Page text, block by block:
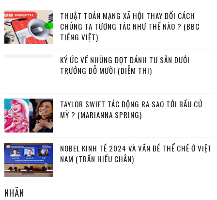
THUẬT TOÁN MẠNG XÃ HỘI THAY ĐỔI CÁCH
CHÚNG TA TƯƠNG TÁC NHƯ THẾ NÀO ? (BBC
TIẾNG VIỆT)
KÝ ỨC VỀ NHỮNG ĐỢT ĐÁNH TƯ SẢN DƯỚI
TRƯỚNG ĐỖ MƯỜI (DIỄM THI)
TAYLOR SWIFT TÁC ĐỘNG RA SAO TỚI BẦU CỬ
MỸ ? (MARIANNA SPRING)
NOBEL KINH TẾ 2024 VÀ VẤN ĐỀ THỂ CHẾ Ở VIỆT
NAM (TRẦN HIẾU CHÂN)
NHÃN